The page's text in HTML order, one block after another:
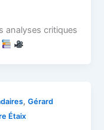
analyses critiques
,Gérard
Étaix